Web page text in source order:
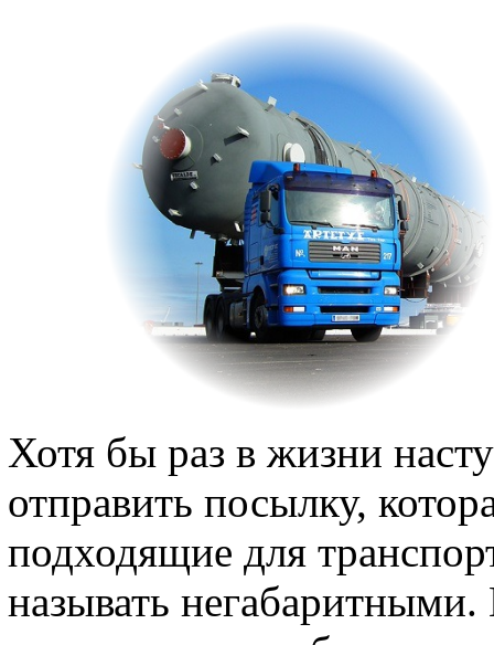
Хотя бы раз в жизни
отправить посылку,
подходящие для
называть